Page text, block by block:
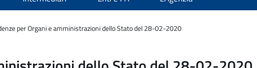
per Organi e amministrazioni dello Stato del 28-02-2020